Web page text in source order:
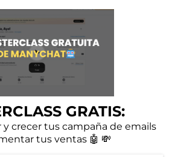
GRATIS:
y crecer tus campaña de emails
tus ventas 🤖 💸